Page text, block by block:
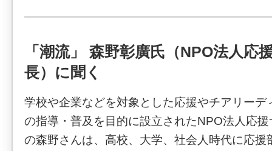
「潮流」 森野彰廣氏（NPO法人応
長）に聞く
学校や企業などを対象とした応援やチアリーデ
の指導・普及を目的に設立されたNPO法人応
の森野さんは、高校、大学、社会人時代に応援